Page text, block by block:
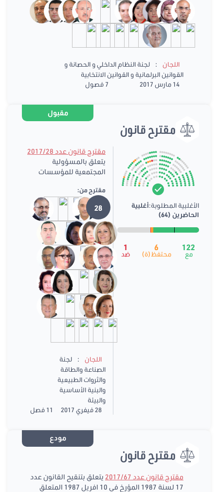
اللجان :
لجنة النظام الداخلي و الحصانة و
القوانين البرلمانية و القوانين الانتخابية
14 مارس 2017
7 فصول
مقبول
مقترح قانون
الأغلبية المطلوبة:أغلبية
الحاضرين (64)
122
مع
6
محتفظ(ة)
1
ضد
مقترح قانون عدد 2017/28
يتعلق بالمسؤولية
المجتمعية للمؤسسات
مقترح من:
28
اللجان :
لجنة
الصناعة والطاقة
والثروات الطبيعية
والبنية الأساسية
والبيئة
28 فيفري 2017
11 فصل
مودع
مقترح قانون
مقترح قانون عدد 2017/67
يتعلق بتنقيح القانون عدد
17 لسنة 1987 المؤرخ فى 10 افريل 1987 المتعلق